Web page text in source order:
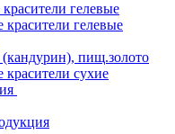
гелевые
гелевые
пищ.золото
сухие